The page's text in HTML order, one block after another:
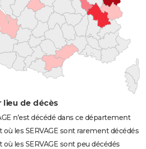
lieu de décès
n'est décédé dans ce département
les SERVAGE sont rarement décédés
les SERVAGE sont peu décédés